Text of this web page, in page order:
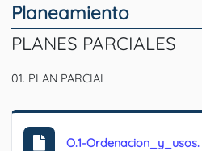
Planeamiento
PLANES PARCIALES
01. PLAN PARCIAL
O.1-Ordenacion_y_usos.